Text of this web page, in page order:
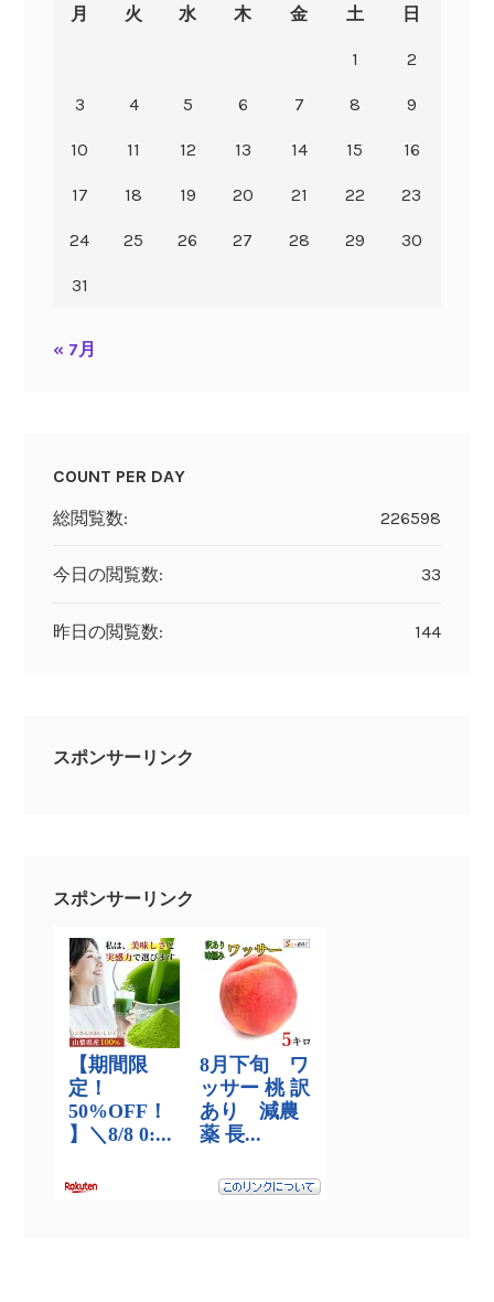
月 火 水 木 金 土 日
1 2
3 4 5 6 7 8 9
10 11 12 13 14 15 16
17 18 19 20 21 22 23
24 25 26 27 28 29 30
31
« 7月
COUNT PER DAY
226598
総閲覧数:
33
今日の閲覧数:
144
昨日の閲覧数:
スポンサーリンク
スポンサーリンク